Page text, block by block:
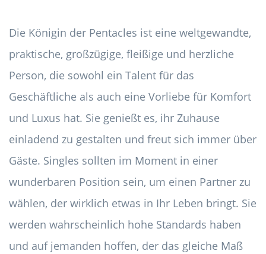
Die Königin der Pentacles ist eine weltgewandte,
praktische, großzügige, fleißige und herzliche
Person, die sowohl ein Talent für das
Geschäftliche als auch eine Vorliebe für Komfort
und Luxus hat. Sie genießt es, ihr Zuhause
einladend zu gestalten und freut sich immer über
Gäste. Singles sollten im Moment in einer
wunderbaren Position sein, um einen Partner zu
wählen, der wirklich etwas in Ihr Leben bringt. Sie
werden wahrscheinlich hohe Standards haben
und auf jemanden hoffen, der das gleiche Maß